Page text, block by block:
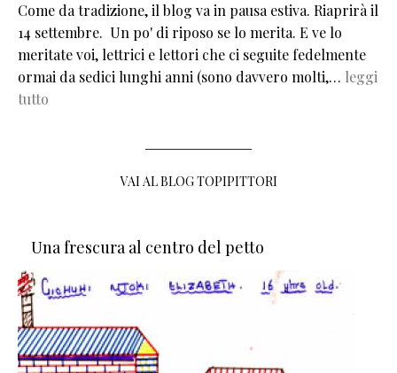
Come da tradizione, il blog va in pausa estiva. Riaprirà il
14 settembre. Un po' di riposo se lo merita. E ve lo
meritate voi, lettrici e lettori che ci seguite fedelmente
ormai da sedici lunghi anni (sono davvero molti,… leggi
tutto
VAI AL BLOG TOPIPITTORI
Una frescura al centro del petto